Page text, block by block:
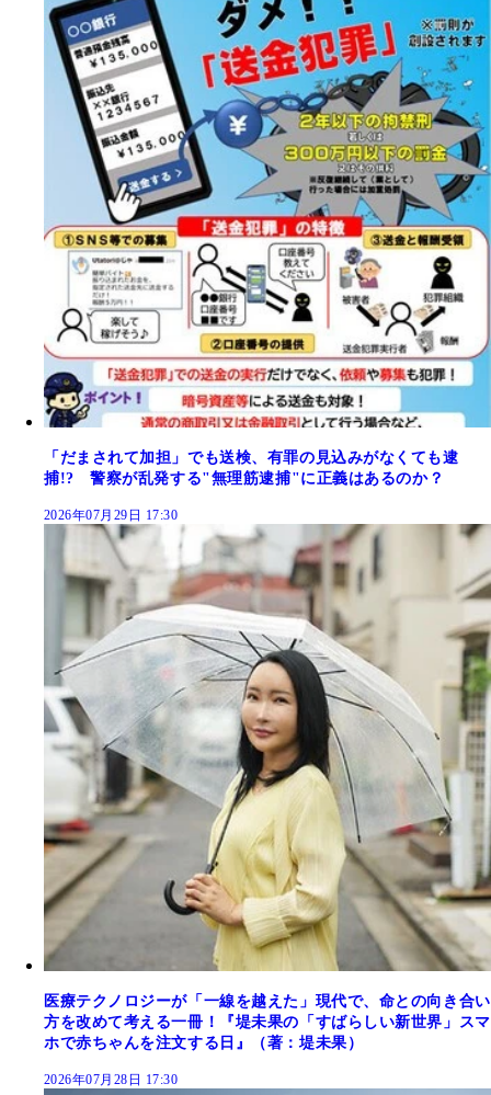
「だまされて加担」でも送検、有罪の見込みがなくても逮
捕!? 警察が乱発する"無理筋逮捕"に正義はあるのか？
2026年07月29日 17:30
医療テクノロジーが「一線を越えた」現代で、命との向き合い
方を改めて考える一冊！『堤未果の「すばらしい新世界」スマ
ホで赤ちゃんを注文する日』（著：堤未果）
2026年07月28日 17:30